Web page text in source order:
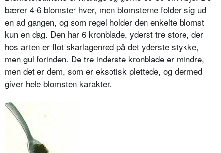
bærer 4-6 blomster hver, men blomsterne folder sig ud
en ad gangen, og som regel holder den enkelte blomst
kun en dag. Den har 6 kronblade, yderst tre store, der
hos arten er flot skarlagenrød på det yderste stykke,
men gul forinden. De tre inderste kronblade er mindre,
men det er dem, som er eksotisk plettede, og dermed
giver hele blomsten karakter.